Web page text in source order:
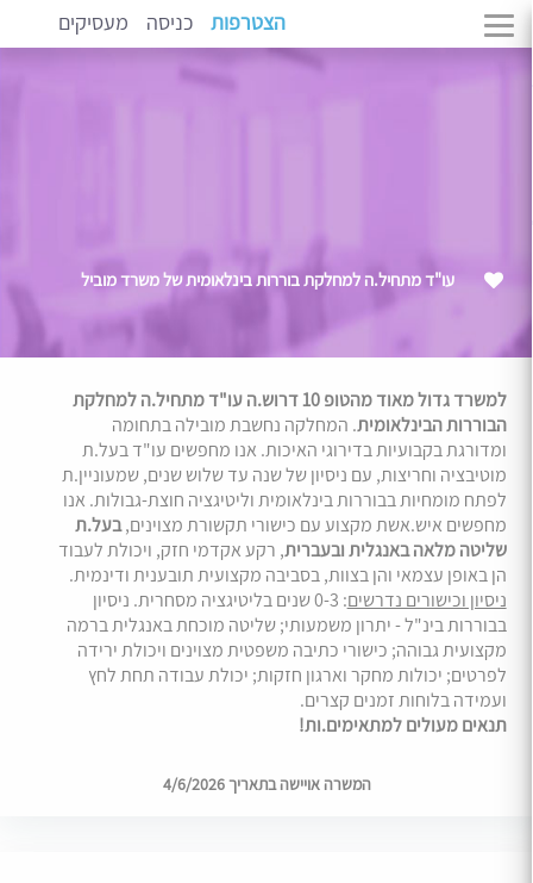
הצטרפות כניסה מעסיקים
עו"ד מתחיל.ה למחלקת בוררות בינלאומית של משרד מוביל
למשרד גדול מאוד מהטופ 10 דרוש.ה עו"ד מתחיל.ה למחלקת
הבוררות הבינלאומית. המחלקה נחשבת מובילה בתחומה
ומדורגת בקבועיות בדירוגי האיכות. אנו מחפשים עו"ד בעל.ת
מוטיבציה וחריצות, עם ניסיון של שנה עד שלוש שנים, שמעוניין.ת
לפתח מומחיות בבוררות בינלאומית וליטיגציה חוצת-גבולות. אנו
מחפשים איש.אשת מקצוע עם כישורי תקשורת מצוינים,בעל.ת
שליטה מלאה באנגלית ובעברית, רקע אקדמי חזק, ויכולת לעבוד
הן באופן עצמאי והן בצוות, בסביבה מקצועית תובענית ודינמית.
ניסיון וכישורים נדרשים
: 0-3 שנים בליטיגציה מסחרית. ניסיון
בבוררות בינ"ל - יתרון משמעותי; שליטה מוכחת באנגלית ברמה
מקצועית גבוהה; כישורי כתיבה משפטית מצוינים ויכולת ירידה
לפרטים; יכולות מחקר וארגון חזקות; יכולת עבודה תחת לחץ
ועמידה בלוחות זמנים קצרים.
תנאים מעולים למתאימים.ות!
המשרה אויישה בתאריך 4/6/2026